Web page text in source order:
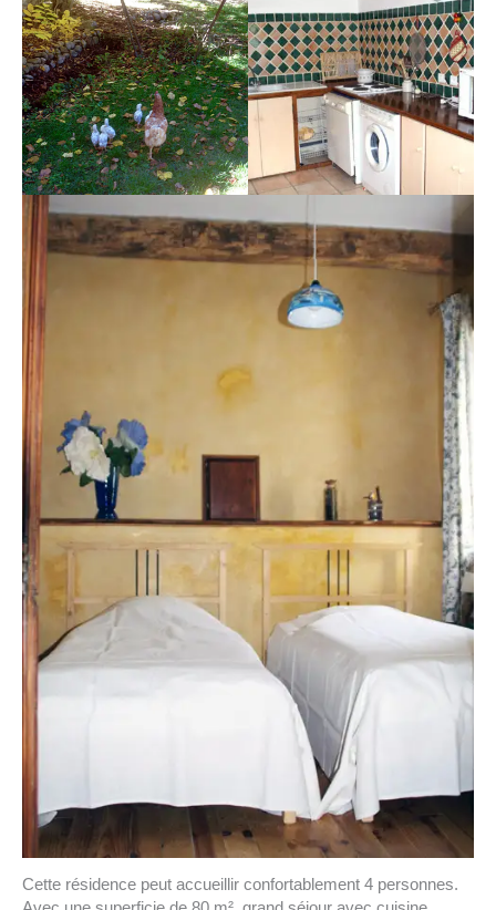
Cette résidence peut accueillir confortablement 4 personnes.